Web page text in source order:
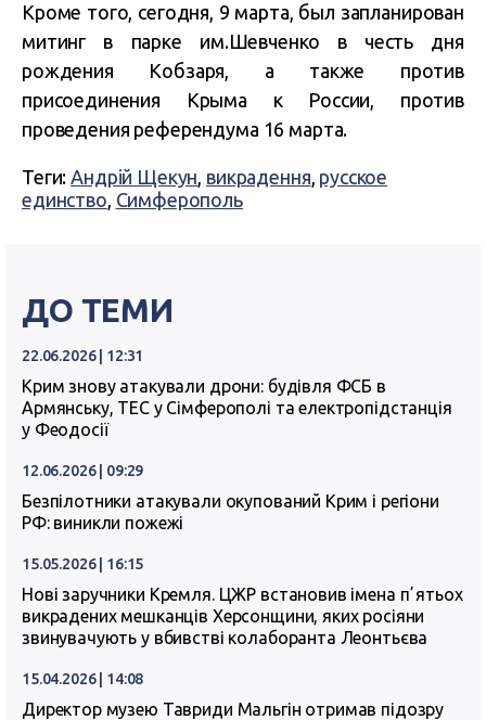
Кроме того, сегодня, 9 марта, был запланирован
митинг в парке им.Шевченко в честь дня
рождения Кобзаря, а также против
присоединения Крыма к России, против
проведения референдума 16 марта.
Теги:Андрій Щекун, викрадення, русское
единство, Симферополь
ДО ТЕМИ
22.06.2026 | 12:31
Крим знову атакували дрони: будівля ФСБ в
Армянську, ТЕС у Сімферополі та електропідстанція
у Феодосії
12.06.2026 | 09:29
Безпілотники атакували окупований Крим і регіони
РФ: виникли пожежі
15.05.2026 | 16:15
Нові заручники Кремля. ЦЖР встановив імена пʼятьох
викрадених мешканців Херсонщини, яких росіяни
звинувачують у вбивстві колаборанта Леонтьєва
15.04.2026 | 14:08
Директор музею Тавриди Мальгін отримав підозру